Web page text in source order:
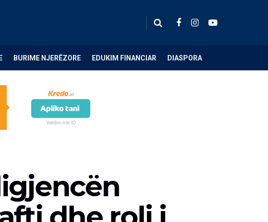
BURIME NJERËZORE EDUKIM FINANCIAR DIASPORA